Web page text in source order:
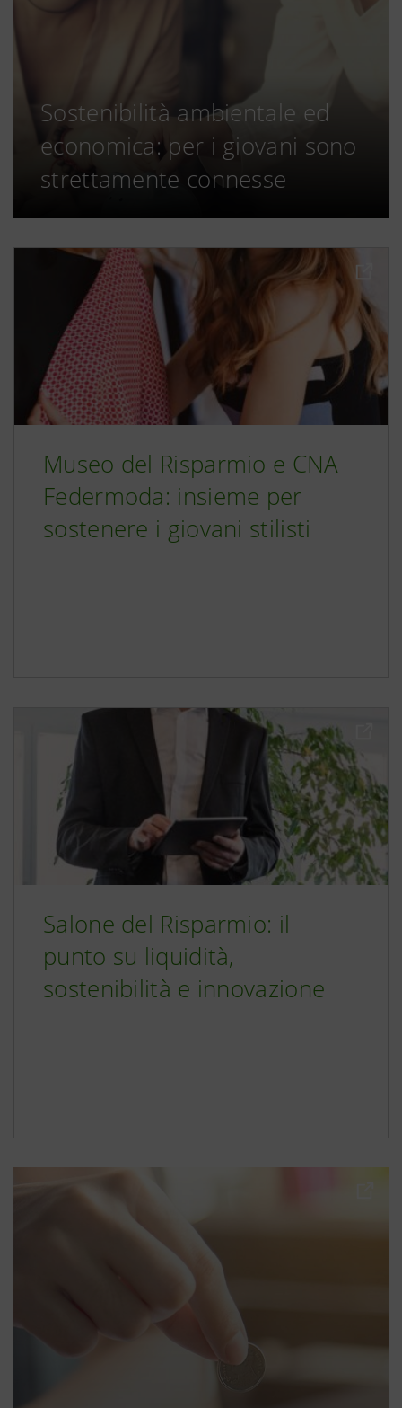
Sostenibilità ambientale ed
economica: per i giovani sono
strettamente connesse
Museo del Risparmio e CNA
Federmoda: insieme per
sostenere i giovani stilisti
Salone del Risparmio: il
punto su liquidità,
sostenibilità e innovazione